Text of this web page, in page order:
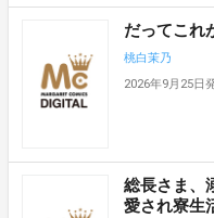
だってこれ
桃白茉乃
2026年9月25日
総長さま、
愛され寮生